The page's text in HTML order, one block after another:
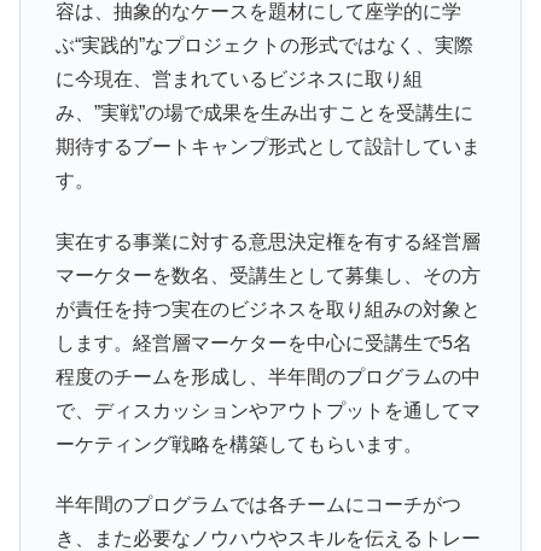
容は、抽象的なケースを題材にして座学的に学
ぶ“実践的”なプロジェクトの形式ではなく、実際
に今現在、営まれているビジネスに取り組
み、”実戦”の場で成果を生み出すことを受講生に
期待するブートキャンプ形式として設計していま
す。
実在する事業に対する意思決定権を有する経営層
マーケターを数名、受講生として募集し、その方
が責任を持つ実在のビジネスを取り組みの対象と
します。経営層マーケターを中心に受講生で5名
程度のチームを形成し、半年間のプログラムの中
で、ディスカッションやアウトプットを通してマ
ーケティング戦略を構築してもらいます。
半年間のプログラムでは各チームにコーチがつ
き、また必要なノウハウやスキルを伝えるトレー